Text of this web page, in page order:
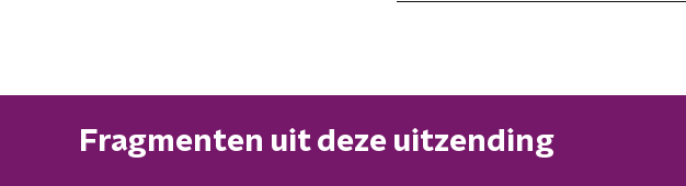
Fragmenten uit deze uitzending